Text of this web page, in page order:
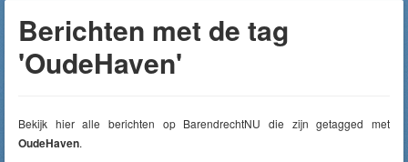
Berichten met de tag
'OudeHaven'
Bekijk hier alle berichten op BarendrechtNU die zijn getagged met
OudeHaven.